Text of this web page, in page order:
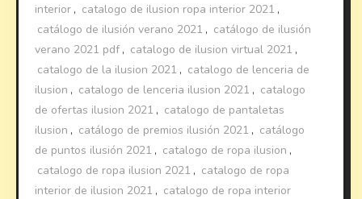
interior , catalogo de ilusion ropa interior 2021 ,
catálogo de ilusión verano 2021 , catálogo de ilusión
verano 2021 pdf , catalogo de ilusion virtual 2021 ,
catalogo de la ilusion 2021 , catalogo de lenceria de
ilusion , catalogo de lenceria ilusion 2021 , catalogo
de ofertas ilusion 2021 , catalogo de pantaletas
ilusion , catálogo de premios ilusión 2021 , catálogo
de puntos ilusión 2021 , catalogo de ropa ilusion ,
catalogo de ropa ilusion 2021 , catalogo de ropa
interior de ilusion 2021 , catalogo de ropa interior